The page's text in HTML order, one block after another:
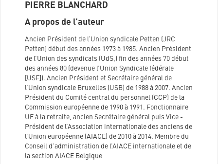
PIERRE BLANCHARD
A propos de l’auteur
Ancien Président de l’Union syndicale Petten (JRC
Petten) début des années 1973 à 1985. Ancien Président
de l’Union des syndicats (UdS,) fin des années 70 début
des années 80 (devenue l’Union Syndicale fédérale
[USF]). Ancien Président et Secrétaire général de
l’Union syndicale Bruxelles (USB) de 1988 à 2007. Ancien
Président du Comité central du personnel (CCP) de la
Commission européenne de 1990 à 1991. Fonctionnaire
UE à la retraite, ancien Secrétaire général puis Vice -
Président de l’Association internationale des anciens de
l’Union européenne (AIACE) de 2010 à 2014. Membre du
Conseil d’administration de l’AIACE internationale et de
la section AIACE Belgique